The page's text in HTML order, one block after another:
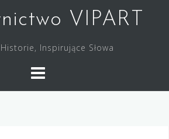
VIPART
Inspirujące Słowa